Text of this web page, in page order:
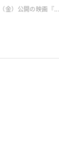
金）公開の映画『...